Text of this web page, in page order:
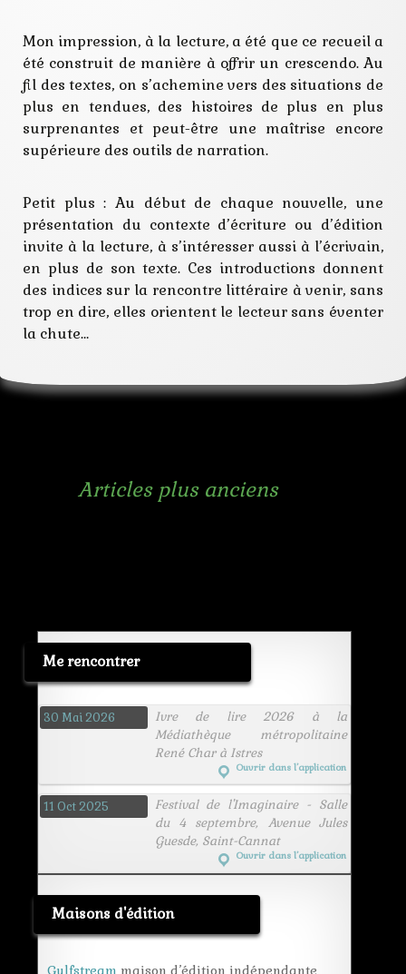
Mon impression, à la lecture, a été que ce recueil a
été construit de manière à offrir un crescendo. Au
fil des textes, on s’achemine vers des situations de
plus en tendues, des histoires de plus en plus
surprenantes et peut-être une maîtrise encore
supérieure des outils de narration.
Petit plus : Au début de chaque nouvelle, une
présentation du contexte d’écriture ou d’édition
invite à la lecture, à s’intéresser aussi à l’écrivain,
en plus de son texte. Ces introductions donnent
des indices sur la rencontre littéraire à venir, sans
trop en dire, elles orientent le lecteur sans éventer
la chute…
Articles plus anciens
Me rencontrer
30 Mai 2026
Ivre de lire 2026 à la
Médiathèque métropolitaine
René Char à Istres
Ouvrir dans l’application
11 Oct 2025
Festival de l'Imaginaire - Salle
du 4 septembre, Avenue Jules
Guesde, Saint-Cannat
Ouvrir dans l’application
Maisons d'édition
Gulfstream maison d’édition indépendante